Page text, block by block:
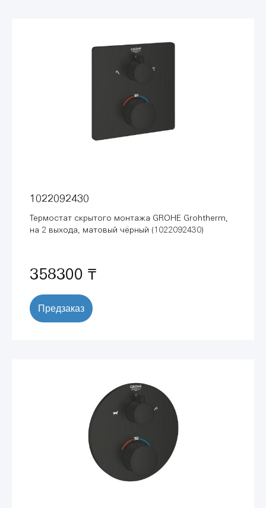
1022092430
Термостат скрытого монтажа GROHE Grohtherm,
на 2 выхода, матовый чёрный (1022092430)
358300 ₸
Предзаказ